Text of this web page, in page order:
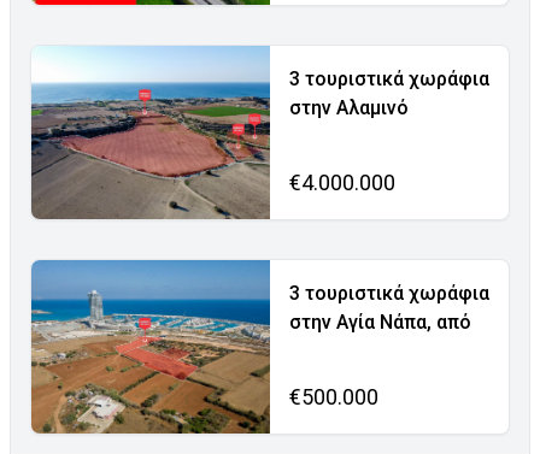
3 τουριστικά χωράφια
στην Αλαμινό
€4.000.000
3 τουριστικά χωράφια
στην Αγία Νάπα, από
€500.000